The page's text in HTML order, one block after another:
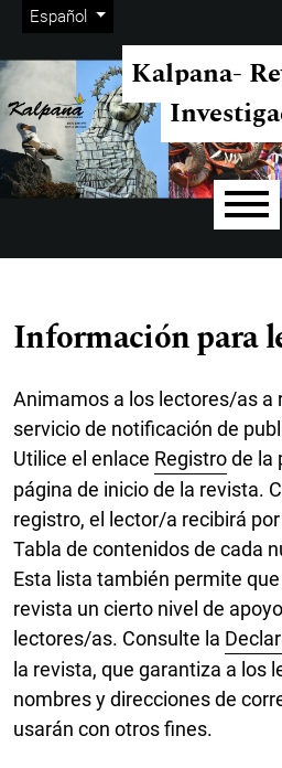
Ir al menú de navegación
Ir al contenido principal
Ir al pie de página del sitio
Cambiar el idioma. El idioma actual
Español
Menú de
Kalpana-
Información para
Animamos a los lectores/as a
servicio de notificación de
Utilice el enlace Registrode la
página de inicio de la revista.
registro, el lector/a recibirá
Tabla de contenidos de cada
Esta lista también permite
revista un cierto nivel de
lectores/as. Consulte la
la revista, que garantiza a los
nombres y direcciones de
usarán con otros fines.